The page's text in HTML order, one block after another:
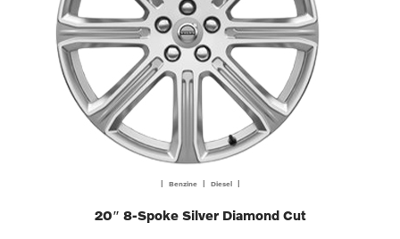
| Benzine | Diesel |
20″ 8-Spoke Silver Diamond Cut